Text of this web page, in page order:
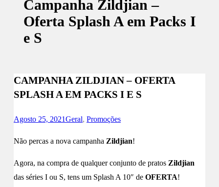
Notícias
Marcas
Promoções
Campanha Zildjian –
Oferta Splash A em Packs I
e S
CAMPANHA ZILDJIAN – OFERTA
SPLASH A EM PACKS I E S
Agosto 25, 2021Geral, Promoções
Não percas a nova campanha Zildjian!
Agora, na compra de qualquer conjunto de pratos Zildjian
das séries I ou S, tens um Splash A 10″ de OFERTA!